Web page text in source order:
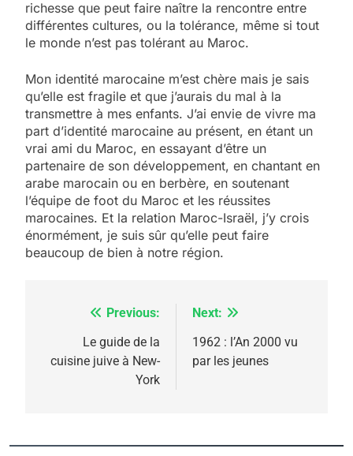
richesse que peut faire naître la rencontre entre
différentes cultures, ou la tolérance, même si tout
le monde n’est pas tolérant au Maroc.
Mon identité marocaine m’est chère mais je sais
qu’elle est fragile et que j’aurais du mal à la
transmettre à mes enfants. J’ai envie de vivre ma
part d’identité marocaine au présent, en étant un
vrai ami du Maroc, en essayant d’être un
partenaire de son développement, en chantant en
arabe marocain ou en berbère, en soutenant
l’équipe de foot du Maroc et les réussites
marocaines. Et la relation Maroc-Israël, j’y crois
énormément, je suis sûr qu’elle peut faire
beaucoup de bien à notre région.
Navigation
l’article
Previous:
Le guide de la
cuisine juive à New-
York
Next:
1962 : l’An 2000 vu
par les jeunes
2025, l’année la plus
meurtrière selon le
rapport d’ADL contre
FRANCE
FIÈRE, DIGNE ET RÉSILIENTE :